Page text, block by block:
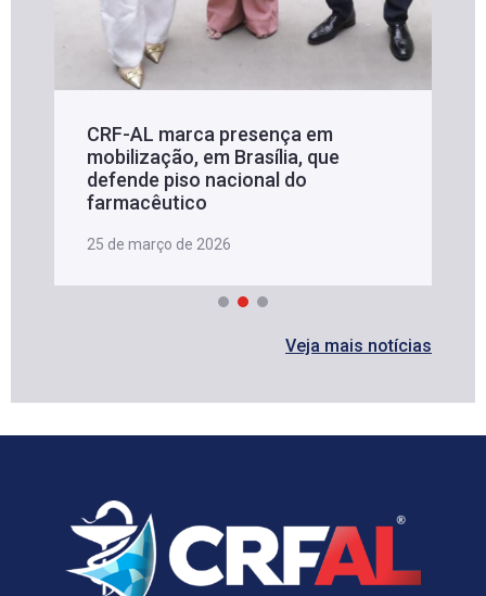
CRF-AL marca presença em
mobilização, em Brasília, que
defende piso nacional do
farmacêutico
25 de março de 2026
Veja mais notícias